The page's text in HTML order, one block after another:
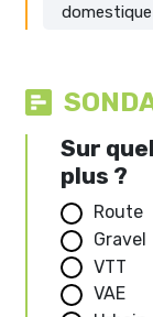
domestique
Sur
plus ?
Route
Gravel
VTT
VAE